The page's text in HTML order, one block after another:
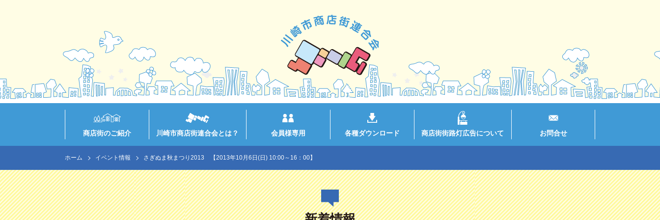
商店街のご紹介 川崎市商店街連合会とは？ 会員様専用 各種ダウンロード 商店街街路灯広告について お問合せ
ホーム イベント情報 さぎぬま秋まつり2013 【2013年10月6日(日) 10:00～16：00】